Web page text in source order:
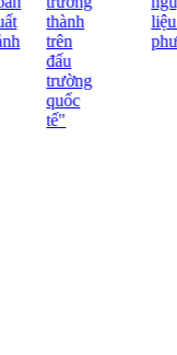
thành
trên
đấu
trường
quốc
tế"
liệu